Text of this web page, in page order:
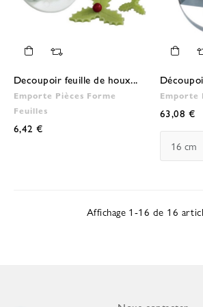
Decoupoir feuille de houx...
Emporte Pièces Forme
Feuilles
6,42 €
Emporte
63,08 €
Affichage 1-16 de 16